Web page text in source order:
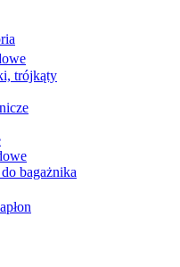
trójkąty
bagażnika